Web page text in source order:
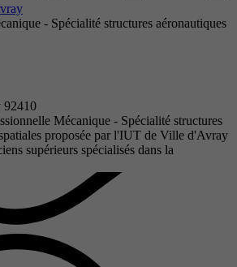
- Spécialité structures aéronautiques
Mécanique - Spécialité structures
proposée par l'IUT de Ville d'Avray
supérieurs spécialisés dans la